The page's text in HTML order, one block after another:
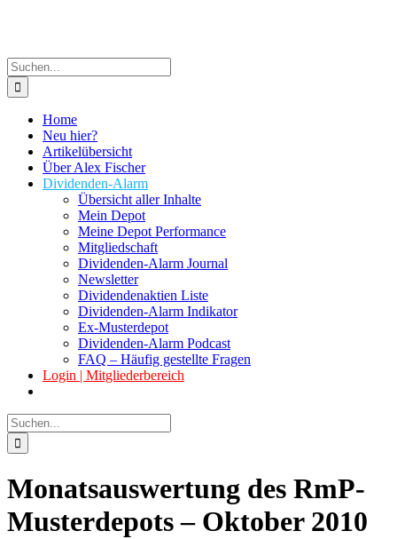
Suche
nach:
Home
Neu hier?
Artikelübersicht
Über Alex Fischer
Dividenden-Alarm
Übersicht aller Inhalte
Mein Depot
Meine Depot Performance
Mitgliedschaft
Dividenden-Alarm Journal
Newsletter
Dividendenaktien Liste
Dividenden-Alarm Indikator
Ex-Musterdepot
Dividenden-Alarm Podcast
FAQ – Häufig gestellte Fragen
Login | Mitgliederbereich
Suche
nach:
Monatsauswertung des RmP-
Musterdepots – Oktober 2010